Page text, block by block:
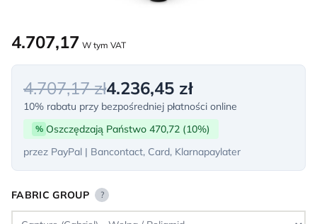
4.707,17 W tym VAT
4.707,17 zł4.236,45 zł
10% rabatu przy bezpośredniej płatności online
% Oszczędzają Państwo 470,72 (10%)
przez PayPal | Bancontact, Card, Klarnapaylater
FABRIC GROUP ?